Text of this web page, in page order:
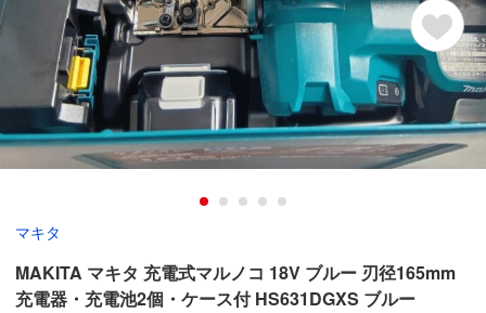
マキタ
MAKITA マキタ 充電式マルノコ 18V ブルー 刃径165mm
充電器・充電池2個・ケース付 HS631DGXS ブルー